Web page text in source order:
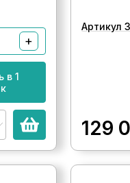
+
в 1
Артикул
129